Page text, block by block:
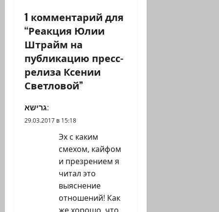
и
я
з
а
п
и
1 комментарий для
“Реакция Юлии
Штрайм на
публикацию пресс-
релиза Ксении
Светловой”
גרישא:
29.03.2017 в 15:18
Эх с каким
смехом, кайфом
и презрением я
читал это
выяснение
отношений! Как